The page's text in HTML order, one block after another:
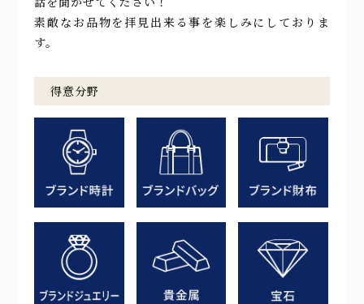
素敵なお品物を拝見出来る事を楽しみにしておりま
す。
得意分野